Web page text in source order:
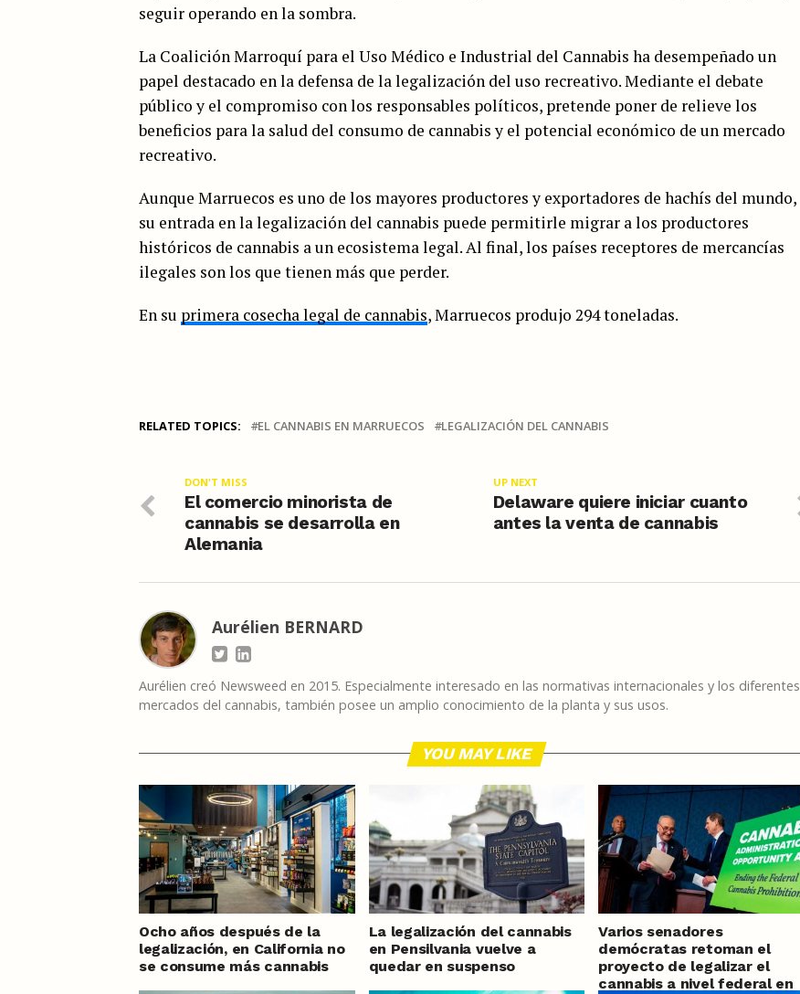
seguir operando en la sombra.
La Coalición Marroquí para el Uso Médico e Industrial del Cannabis ha desempeñado un
papel destacado en la defensa de la legalización del uso recreativo. Mediante el debate
público y el compromiso con los responsables políticos, pretende poner de relieve los
beneficios para la salud del consumo de cannabis y el potencial económico de un mercado
recreativo.
Aunque Marruecos es uno de los mayores productores y exportadores de hachís del mundo,
su entrada en la legalización del cannabis puede permitirle migrar a los productores
históricos de cannabis a un ecosistema legal. Al final, los países receptores de mercancías
ilegales son los que tienen más que perder.
En su primera cosecha legal de cannabis, Marruecos produjo 294 toneladas.
RELATED TOPICS: EL CANNABIS EN MARRUECOS LEGALIZACIÓN DEL CANNABIS
UP NEXT
Delaware quiere iniciar cuanto
antes la venta de cannabis
DON'T MISS
El comercio minorista de
cannabis se desarrolla en
Alemania
Aurélien BERNARD
Aurélien creó Newsweed en 2015. Especialmente interesado en las normativas internacionales y los diferentes
mercados del cannabis, también posee un amplio conocimiento de la planta y sus usos.
YOU MAY LIKE
Ocho años después de la
legalización, en California no
se consume más cannabis
La legalización del cannabis
en Pensilvania vuelve a
quedar en suspenso
Varios senadores
demócratas retoman el
proyecto de legalizar el
cannabis a nivel federal en